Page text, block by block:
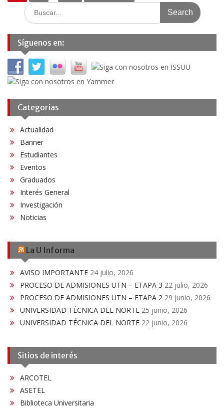
entradas
Search
for:
Síguenos en:
Categorias
Actualidad
Banner
Estudiantes
Eventos
Graduados
Interés General
Investigación
Noticias
La U Informa
AVISO IMPORTANTE 24 julio, 2026
PROCESO DE ADMISIONES UTN – ETAPA 3 22 julio, 2026
PROCESO DE ADMISIONES UTN – ETAPA 2 29 junio, 2026
UNIVERSIDAD TÉCNICA DEL NORTE 25 junio, 2026
UNIVERSIDAD TÉCNICA DEL NORTE 22 junio, 2026
Sitios de interés
ARCOTEL
ASETEL
Biblioteca Universitaria